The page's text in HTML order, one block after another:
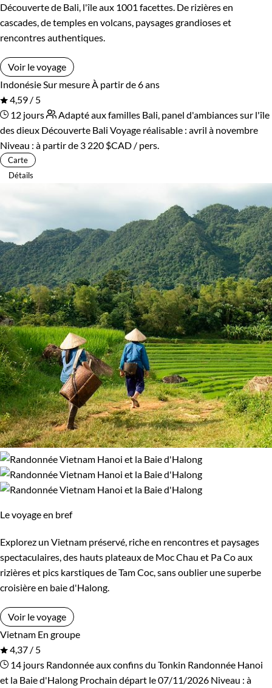
Découverte de Bali, l'île aux 1001 facettes. De rizières en
cascades, de temples en volcans, paysages grandioses et
rencontres authentiques.
Voir le voyage
Indonésie Sur mesure À partir de 6 ans
4,59 / 5
12 jours
Adapté aux familles Bali, panel d'ambiances sur l'île
des dieux Découverte Bali Voyage réalisable : avril à novembre
Niveau : à partir de 3 220 $CAD / pers.
Carte
Détails
Le voyage en bref
Explorez un Vietnam préservé, riche en rencontres et paysages
spectaculaires, des hauts plateaux de Moc Chau et Pa Co aux
rizières et pics karstiques de Tam Coc, sans oublier une superbe
croisière en baie d'Halong.
Voir le voyage
Vietnam En groupe
4,37 / 5
14 jours Randonnée aux confins du Tonkin Randonnée Hanoi
et la Baie d'Halong Prochain départ le 07/11/2026 Niveau : à